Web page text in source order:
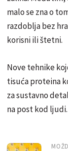
malo se zna o
razdoblja bez
korisni ili štetni.
Nove tehnike
tisuća proteina
za sustavno
na post kod ljudi.